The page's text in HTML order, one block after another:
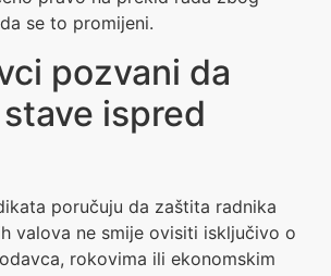
se to promijeni.
pozvani da
ispred
poručuju da zaštita radnika
valova ne smije ovisiti isključivo o
rokovima ili ekonomskim